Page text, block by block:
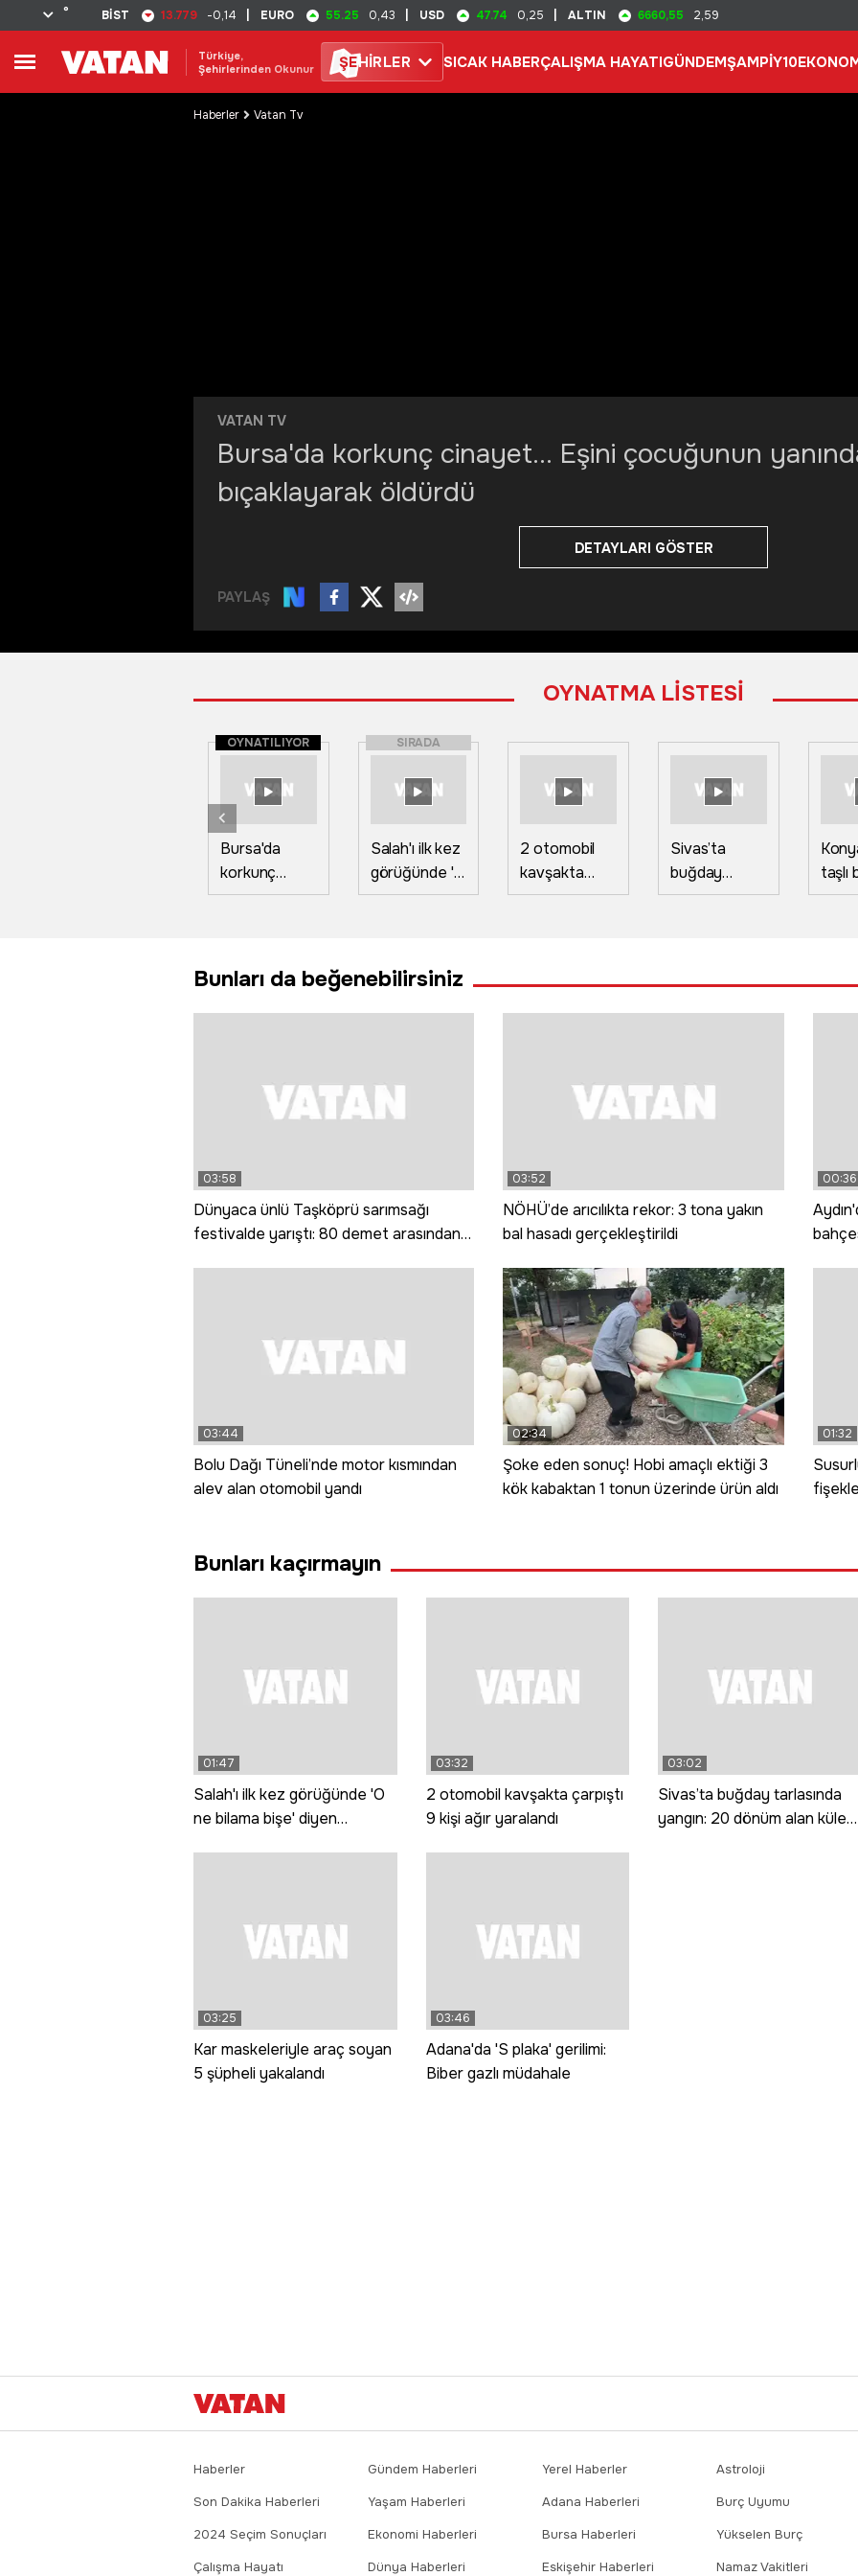
° BİST 13.779 -0,14 EURO 55.25 0,43 USD 47.74 0,25 ALTIN 6660,55 2,59
Türkiye,
Şehirlerinden Okunur
ŞEHİRLER SICAK HABERÇALIŞMA HAYATIGÜNDEMŞAMPİY10
Haberler Vatan Tv
VATAN TV
Bursa'da korkunç cinayet... Eşini çocuğunun
bıçaklayarak öldürdü
DETAYLARI GÖSTER
PAYLAŞ
OYNATMA LİSTESİ
OYNATILIYOR
Bursa'da
korkunç
cinayet... Eşini
defalarca
bıçaklayarak
öldürdü
SIRADA
Salah'ı ilk kez
görüğünde 'O
ne bilama
anları anlattı
2 otomobil
kavşakta
çarpıştı 9 kişi
Sivas’ta
buğday
tarlasında
taşlı
Bunları da beğenebilirsiniz
03:58
Dünyaca ünlü Taşköprü sarımsağı
festivalde yarıştı: 80 demet arasından
03:52
NÖHÜ’de arıcılıkta rekor: 3 tona yakın
bal hasadı gerçekleştirildi
00:36
03:44
Bolu Dağı Tüneli’nde motor kısmından
alev alan otomobil yandı
02:34
Şoke eden sonuç! Hobi amaçlı ektiği 3
kök kabaktan 1 tonun üzerinde ürün aldı
01:32
Bunları kaçırmayın
01:47
Salah'ı ilk kez görüğünde 'O
ne bilama bişe' diyen
03:32
2 otomobil kavşakta çarpıştı
9 kişi ağır yaralandı
03:02
Sivas’ta buğday tarlasında
yangın: 20 dönüm alan küle
03:25
Kar maskeleriyle araç soyan
5 şüpheli yakalandı
03:46
Adana'da 'S plaka' gerilimi:
Biber gazlı müdahale
Haberler
Son Dakika Haberleri
2024 Seçim Sonuçları
Çalışma Hayatı
Gündem Haberleri
Yaşam Haberleri
Ekonomi Haberleri
Dünya Haberleri
Yerel Haberler
Adana Haberleri
Bursa Haberleri
Eskişehir Haberleri
Astroloji
Burç Uyumu
Yükselen Burç
Namaz Vakitleri